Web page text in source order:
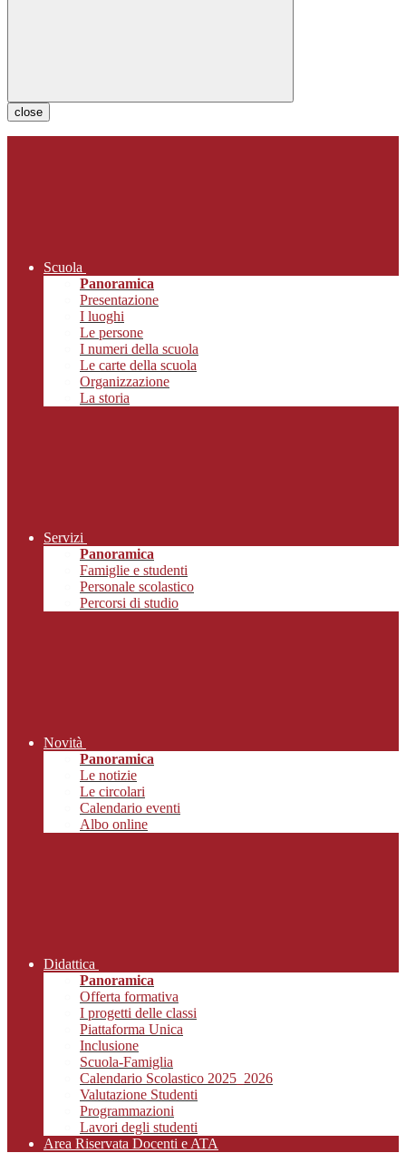
close
Scuola
Panoramica
Presentazione
I luoghi
Le persone
I numeri della scuola
Le carte della scuola
Organizzazione
La storia
Servizi
Panoramica
Famiglie e studenti
Personale scolastico
Percorsi di studio
Novità
Panoramica
Le notizie
Le circolari
Calendario eventi
Albo online
Didattica
Panoramica
Offerta formativa
I progetti delle classi
Piattaforma Unica
Inclusione
Scuola-Famiglia
Calendario Scolastico 2025_2026
Valutazione Studenti
Programmazioni
Lavori degli studenti
Area Riservata Docenti e ATA